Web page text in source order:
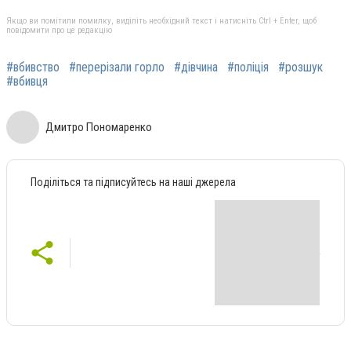
Якщо ви помітили помилку, виділіть необхідний текст і натисніть Ctrl + Enter, щоб
повідомити про це редакцію
#вбивство #перерізали горло #дівчина #поліція
#розшук
#вбивця
Дмитро Пономаренко
Поділіться та підписуйтесь на наші джерела